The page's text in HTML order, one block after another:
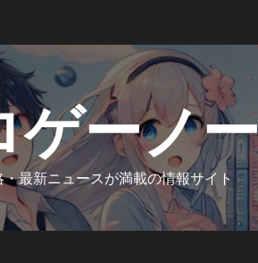
ゲーノ
最新ニュースが満載の情報サイト